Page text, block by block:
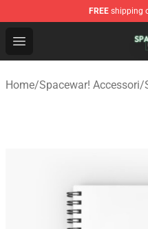
FREE shipping
Open menu
Spacewar! Shop -
Home/Spacewar! Accessori/